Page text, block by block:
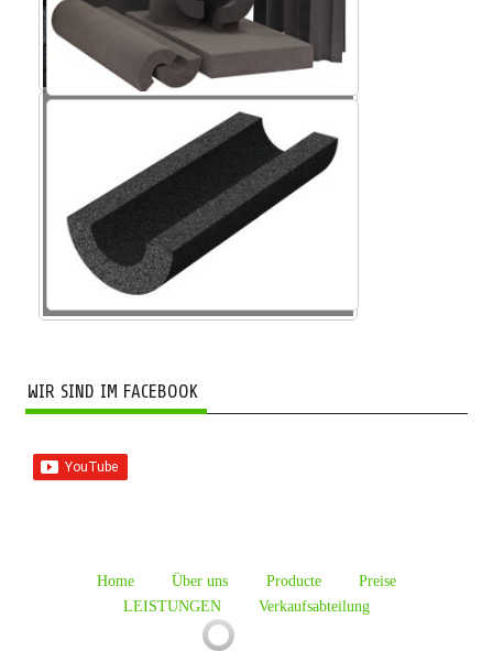
Schaumglas SG
WIR SIND IM FACEBOOK
Home Über uns Producte
Preise
LEISTUNGEN
Verkaufsabteilung